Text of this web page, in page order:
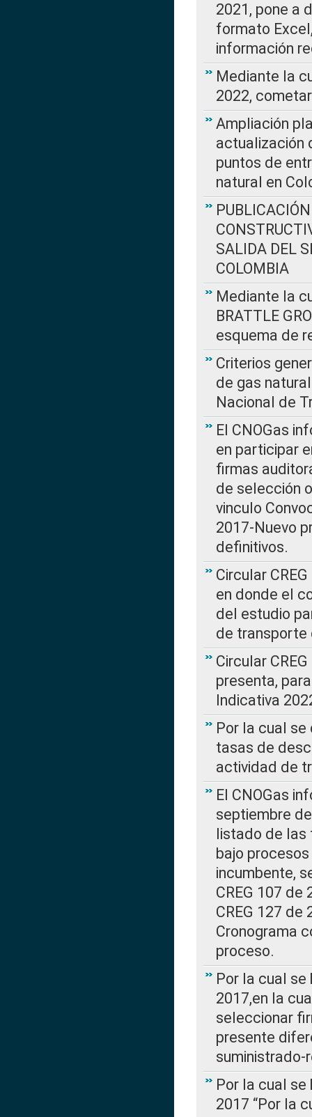
2021, pone a
formato
información
Mediante la
2022,
Ampliación
actualización
puntos de
natural en
SALIDA DEL
COLOMBIA
Mediante la
BRATTLE
esquema de
Criterios
de gas
Nacional de
El CNOGas
en participar
firmas
de selección
vinculo
2017-Nuevo
definitivos.
Circular
en donde el
del estudio
de transporte
Circular
presenta,
Indicativa
Por la cual
tasas de
actividad de
El CNOGas
septiembre
listado de las
bajo
incumbente,
CREG 107
CREG 127 de
Cronograma
proceso.
Por la cual se
2017,en la
seleccionar
presente
Por la cual se
2017 “Por la